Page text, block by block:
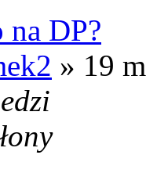
na DP?
» 19